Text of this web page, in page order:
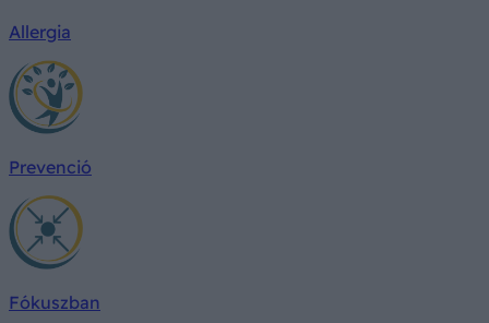
Allergia
Prevenció
Fókuszban